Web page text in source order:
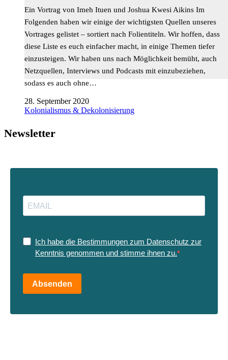
Ein Vortrag von Imeh Ituen und Joshua Kwesi Aikins Im
Folgenden haben wir einige der wichtigsten Quellen unseres
Vortrages gelistet – sortiert nach Folientiteln. Wir hoffen, dass
diese Liste es euch einfacher macht, in einige Themen tiefer
einzusteigen. Wir haben uns nach Möglichkeit bemüht, auch
Netzquellen, Interviews und Podcasts mit einzubeziehen,
sodass es auch ohne…
28. September 2020
Kolonialismus & Dekolonisierung
Newsletter
Ich habe die Bestimmungen zum Datenschutz zur
Kenntnis genommen und stimme ihnen zu.
Absenden